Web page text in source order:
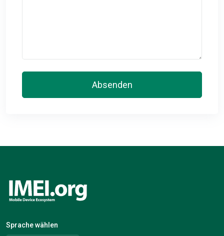
Absenden
Sprache wählen